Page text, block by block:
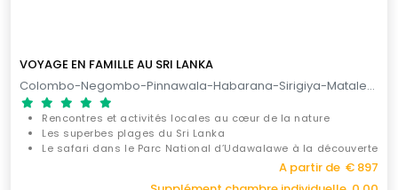
VOYAGE EN FAMILLE AU SRI LANKA
Colombo-Negombo-Pinnawala-Habarana-Sirigiya-Matale-Kandy-Nuwara Eliya-Uda Walawe-Galle-Colombo / 10 JOURS
Rencontres et activités locales au cœur de la nature
Les superbes plages du Sri Lanka
Le safari dans le Parc National d’Udawalawe à la découverte
A partir de € 897